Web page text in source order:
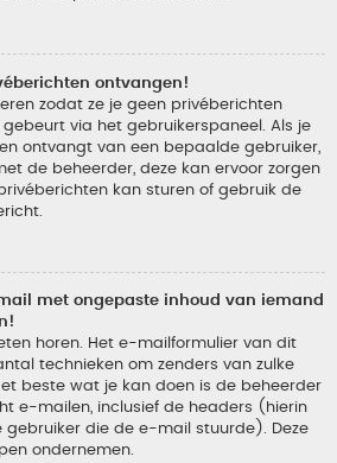
ontvangen!
zodat ze je geen privéberichten
via het gebruikerspaneel. Als je
ontvangt van een bepaalde gebruiker,
de beheerder, deze kan ervoor zorgen
kan sturen of gebruik de
met ongepaste inhoud van iemand
horen. Het e-mailformulier van dit
technieken om zenders van zulke
beste wat je kan doen is de beheerder
e-mailen, inclusief de headers (hierin
die de e-mail stuurde). Deze
ondernemen.